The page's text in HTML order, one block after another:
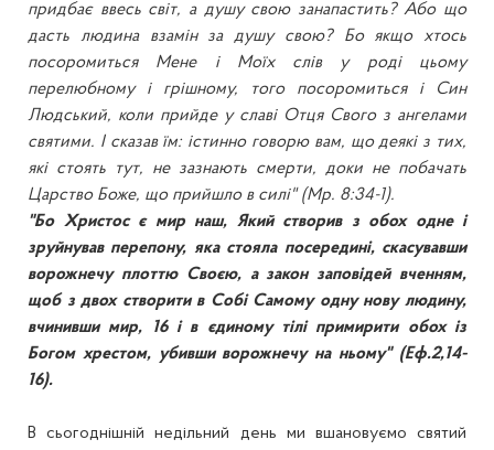
придбає ввесь світ, а душу свою занапастить? Або що
дасть людина взамін за душу свою? Бо якщо хтось
посоромиться Мене і Моїх слів у роді цьому
перелюбному і грішному, того посоромиться і Син
Людський, коли прийде у славі Отця Свого з ангелами
святими. І сказав їм: істинно говорю вам, що деякі з тих,
які стоять тут, не зазнають смерти, доки не побачать
Царство Боже, що прийшло в силі" (Мр. 8:34-1).
"Бо Христос є мир наш, Який створив з обох одне i
зруйнував перепону, яка стояла посерединi, скасувавши
ворожнечу плоттю Своєю, а закон заповiдей вченням,
щоб з двох створити в Собi Самому одну нову людину,
вчинивши мир, 16 i в єдиному тiлi примирити обох iз
Богом хрестом, убивши ворожнечу на ньому" (Еф.2,14-
16).
В сьогоднішній недільний день ми вшановуємо святий